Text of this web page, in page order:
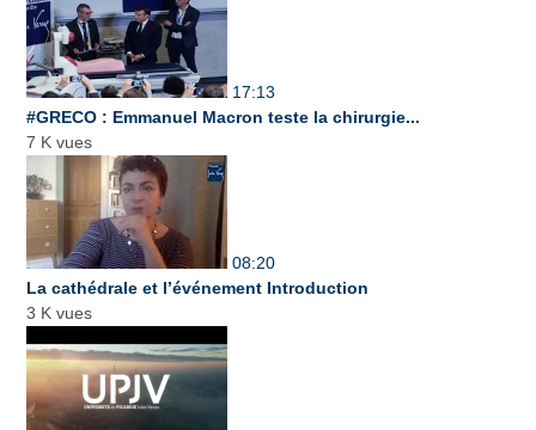
17:13
#GRECO : Emmanuel Macron teste la chirurgie...
7 K vues
08:20
La cathédrale et l’événement Introduction
3 K vues